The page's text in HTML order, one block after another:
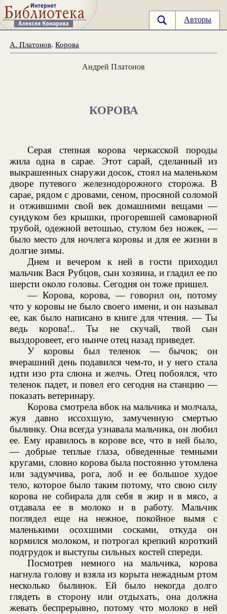
Авторы
А. Платонов.Корова
Андрей Платонов
КОРОВА
Серая степная корова черкасской породы
жила одна в сарае. Этот сарай, сделанный из
выкрашенных снаружи досок, стоял на маленьком
дворе путевого железнодорожного сторожа. В
сарае, рядом с дровами, сеном, просяной соломой
и отжившими свой век домашними вещами —
сундуком без крышки, прогоревшей самоварной
трубой, одежной ветошью, стулом без ножек, —
было место для ночлега коровы и для ее жизни в
долгие зимы.
Днем и вечером к ней в гости приходил
мальчик Вася Рубцов, сын хозяина, и гладил ее по
шерсти около головы. Сегодня он тоже пришел.
— Корова, корова, — говорил он, потому
что у коровы не было своего имени, и он называл
ее, как было написано в книге для чтения. — Ты
ведь корова!.. Ты не скучай, твой сын
выздоровеет, его нынче отец назад приведет.
У коровы был теленок — бычок; он
вчерашний день подавился чем-то, и у него стала
идти изо рта слюна и желчь. Отец побоялся, что
теленок падет, и повел его сегодня на станцию —
показать ветеринару.
Корова смотрела вбок на мальчика и молчала,
жуя давно иссохшую, замученную смертью
былинку. Она всегда узнавала мальчика, он любил
ее. Ему нравилось в корове все, что в ней было,
— добрые теплые глаза, обведенные темными
кругами, словно корова была постоянно утомлена
или задумчива, рога, лоб и ее большое худое
тело, которое было таким потому, что свою силу
корова не собирала для себя в жир и в мясо, а
отдавала ее в молоко и в работу. Мальчик
поглядел еще на нежное, покойное вымя с
маленькими осохшими сосками, откуда он
кормился молоком, и потрогал крепкий короткий
подгрудок и выступы сильных костей спереди.
Посмотрев немного на мальчика, корова
нагнула голову и взяла из корыта нежадным ртом
несколько былинок. Ей было некогда долго
глядеть в сторону или отдыхать, она должна
жевать беспрерывно, потому что молоко в ней